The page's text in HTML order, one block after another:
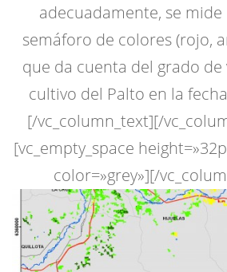
adecuadamente, se
semáforo de colores (rojo,
que da cuenta del grado
cultivo del Palto en la
[/vc_column_text][/
[vc_empty_space
color=»grey»][/